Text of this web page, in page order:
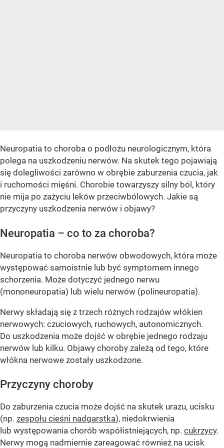
Neuropatia to choroba o podłożu neurologicznym, która
polega na uszkodzeniu nerwów. Na skutek tego pojawiają
się dolegliwości zarówno w obrębie zaburzenia czucia, jak
i ruchomości mięśni. Chorobie towarzyszy silny ból, który
nie mija po zażyciu leków przeciwbólowych. Jakie są
przyczyny uszkodzenia nerwów i objawy?
Neuropatia – co to za choroba?
Neuropatia to choroba nerwów obwodowych, która może
występować samoistnie lub być symptomem innego
schorzenia. Może dotyczyć jednego nerwu
(mononeuropatia) lub wielu nerwów (polineuropatia).
Nerwy składają się z trzech różnych rodzajów włókien
nerwowych: czuciowych, ruchowych, autonomicznych.
Do uszkodzenia może dojść w obrębie jednego rodzaju
nerwów lub kilku. Objawy choroby zależą od tego, które
włókna nerwowe zostały uszkodzone.
Przyczyny choroby
Do zaburzenia czucia może dojść na skutek urazu, ucisku
(np. zespołu cieśni nadgarstka), niedokrwienia
lub występowania chorób współistniejących, np. cukrzycy.
Nerwy mogą nadmiernie zareagować również na ucisk